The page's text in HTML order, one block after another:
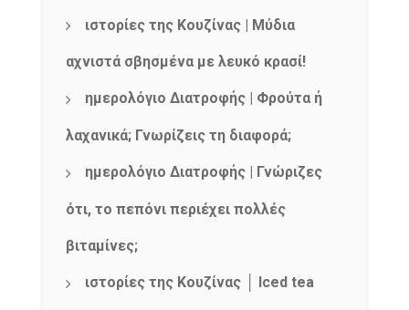
ιστορίες της Κουζίνας | Μύδια
αχνιστά σβησμένα με λευκό κρασί!
ημερολόγιο Διατροφής | Φρούτα ή
λαχανικά; Γνωρίζεις τη διαφορά;
ημερολόγιο Διατροφής | Γνώριζες
ότι, το πεπόνι περιέχει πολλές
βιταμίνες;
ιστορίες της Κουζίνας │ Iced tea